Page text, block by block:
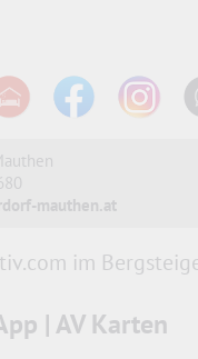
mauthen.at
im
| AV Karten